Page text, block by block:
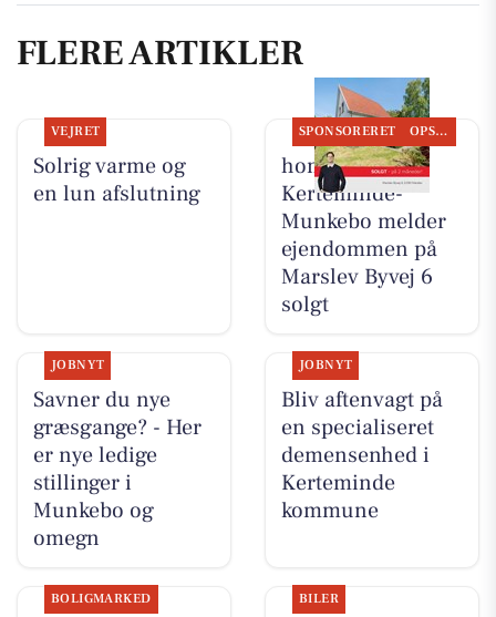
FLERE ARTIKLER
VEJRET
Solrig varme og
en lun afslutning
SPONSORERET OPSLAGSTAVLEN
home
Kerteminde-
Munkebo melder
ejendommen på
Marslev Byvej 6
solgt
JOBNYT
Savner du nye
græsgange? - Her
er nye ledige
stillinger i
Munkebo og
omegn
JOBNYT
Bliv aftenvagt på
en specialiseret
demensenhed i
Kerteminde
kommune
BOLIGMARKED BILER